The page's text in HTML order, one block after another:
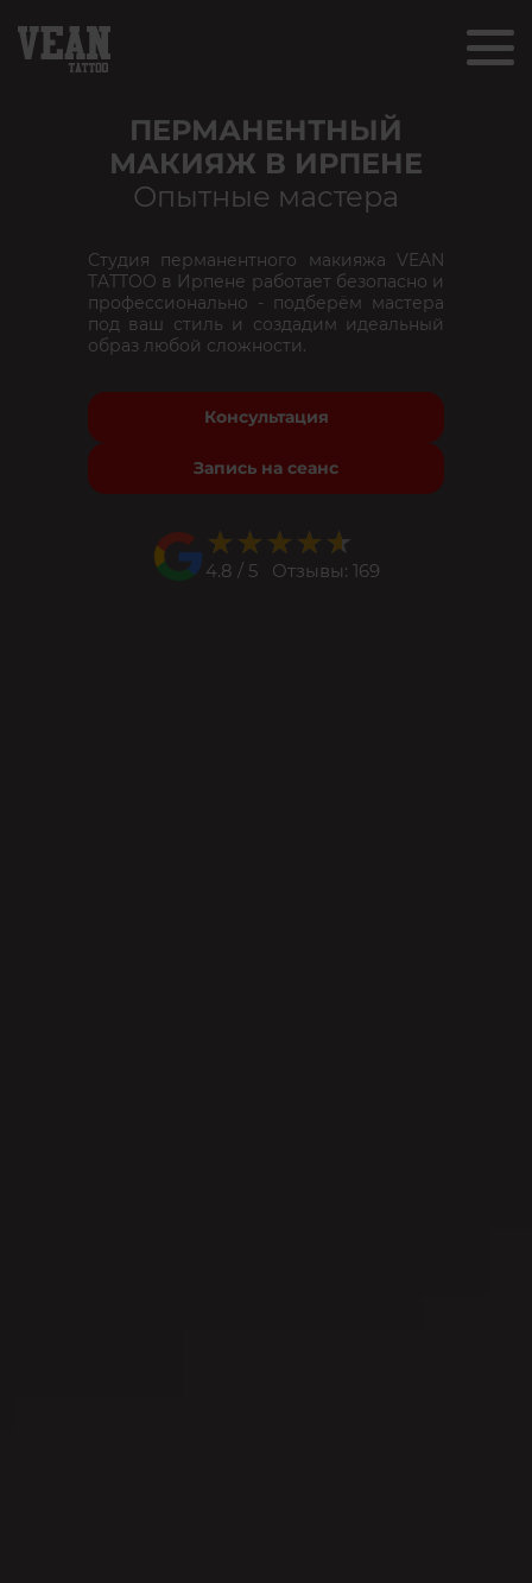
ПЕРМАНЕНТНЫЙ
МАКИЯЖ В ИРПЕНЕ
Опытные мастера
Студия перманентного макияжа VEAN
TATTOO в Ирпене работает безопасно и
профессионально - подберём мастера
под ваш стиль и создадим идеальный
образ любой сложности.
Консультация
Запись на сеанс
★★★★★
★★★★★
4.8 / 5 Отзывы: 169